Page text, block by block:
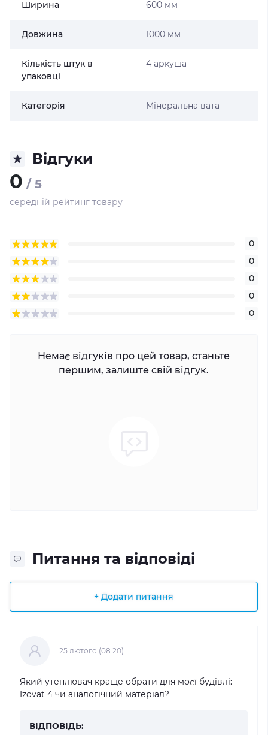
Ширина 600 мм
Довжина 1000 мм
Кількість штук в
упаковці
4 аркуша
Категорія Мінеральна вата
Відгуки
0 / 5
середній рейтинг товару
0
0
0
0
0
Немає відгуків про цей товар, станьте
першим, залиште свій відгук.
Питання та відповіді
+ Додати питання
25 лютого (08:20)
Який утеплювач краще обрати для моєї будівлі:
Izovat 4 чи аналогічний матеріал?
ВІДПОВІДЬ: